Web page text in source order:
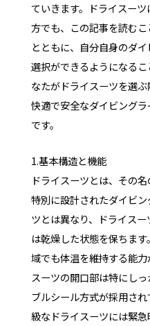
ていきます。ドライスー
方でも、この記事を読む
とともに、自分自身のダ
選択ができるようになる
なたがドライスーツを選
快適で安全なダイビング
です。
1.基本構造と機能
ドライスーツとは、その
特別に設計されたダイビ
ツとは異なり、ドライス
は乾燥した状態を保ちま
域でも体温を維持する能力
スーツの開口部は特にし
ブルシール方式が採用さ
級なドライスーツには緊